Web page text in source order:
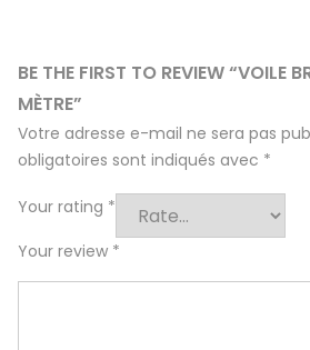
BE THE FIRST TO REVIEW “VOILE
MÈTRE”
Votre adresse e-mail ne sera pas
obligatoires sont indiqués avec *
Your rating *
Your review *